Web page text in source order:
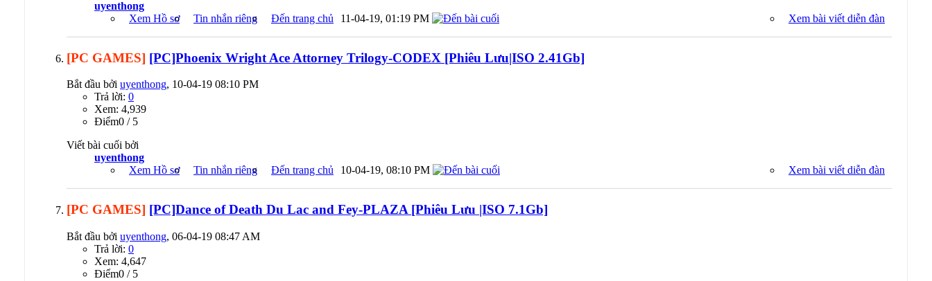
uyenthong
Xem Hồ sơ
Xem bài viết diễn đàn
Tin nhắn riêng Đến trang chủ 11-04-19, 01:19 PM
[PC GAMES] [PC]Phoenix Wright Ace Attorney Trilogy-CODEX [Phiêu Lưu|ISO 2.41Gb]
Bắt đầu bởi uyenthong, 10-04-19 08:10 PM
Trả lời: 0
Xem: 4,939
Ðiểm0 / 5
Viết bài cuối bởi
uyenthong
Xem Hồ sơ
Xem bài viết diễn đàn
Tin nhắn riêng Đến trang chủ 10-04-19, 08:10 PM
[PC GAMES] [PC]Dance of Death Du Lac and Fey-PLAZA [Phiêu Lưu |ISO 7.1Gb]
Bắt đầu bởi uyenthong, 06-04-19 08:47 AM
Trả lời: 0
Xem: 4,647
Ðiểm0 / 5